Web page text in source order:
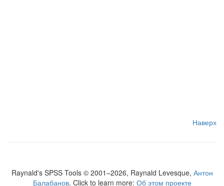
Наверх
Raynald's SPSS Tools © 2001–2026, Raynald Levesque, Антон
Балабанов. Click to learn more: Об этом проекте